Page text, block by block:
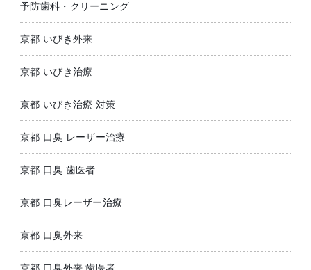
予防歯科・クリーニング
京都 いびき外来
京都 いびき治療
京都 いびき治療 対策
京都 口臭 レーザー治療
京都 口臭 歯医者
京都 口臭レーザー治療
京都 口臭外来